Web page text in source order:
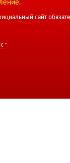
сайт
.